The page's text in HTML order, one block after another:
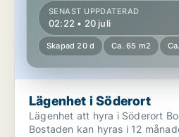
SENAST UPPDATERAD
02:22 • 20 juli
Skapad 20 d Ca. 65 m2
Lägenhet i Söderort
Lägenhet att hyra i Söderort Bostaden har 2 rum
Bostaden kan hyras i 12